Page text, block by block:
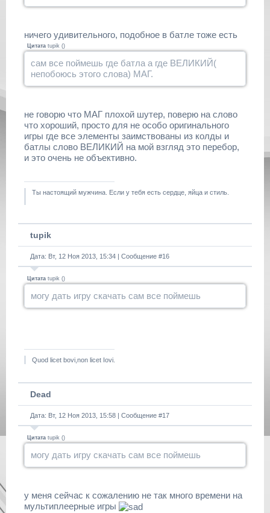
ничего удивительного, подобное в батле тоже есть
Цитата tupik ()
сам все поймешь где батла а где ВЕЛИКИЙ(
непобоюсь этого слова) МАГ.
не говорю что МАГ плохой шутер, поверю на слово
что хороший, просто для не особо оригинального
игры где все элементы заимствованы из колды и
батлы слово ВЕЛИКИЙ на мой взгляд это перебор,
и это очень не объективно.
Ты настоящий мужчина. Если у тебя есть сердце, яйца и стиль.
tupik
Дата: Вт, 12 Ноя 2013, 15:34 | Сообщение #16
Цитата tupik ()
могу дать игру скачать сам все поймешь
Quod licet bovi,non licet Iovi.
Dead
Дата: Вт, 12 Ноя 2013, 15:58 | Сообщение #17
Цитата tupik ()
могу дать игру скачать сам все поймешь
у меня сейчас к сожалению не так много времени на
мультиплеерные игры